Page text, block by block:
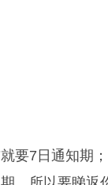
要7日通知期